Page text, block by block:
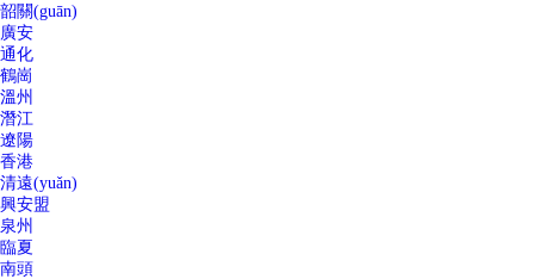
韶關(guān)
廣安
通化
鶴崗
溫州
潛江
遼陽
香港
清遠(yuǎn)
興安盟
泉州
臨夏
南頭